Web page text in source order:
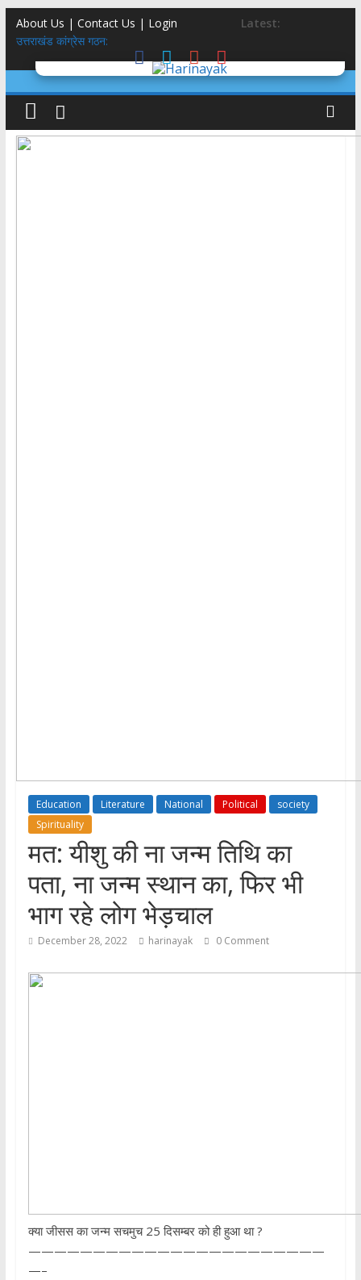
About Us | Contact Us | Login
Latest:
उत्तराखंड कांग्रेस गठन:
गुप्ता का अंतिम संस्कार करने वाले आश्रम ने बेटियों के 5100₹ भी लौटाये
डॉलर के सामने रुपया क्यों गिर रहा है ? कारण और इतिहास
उत्तराखंड SIR: 24 लाख में से 19 लाख नोटिस BLO से वोटर तक
सड़क दुर्घटना में दोस्त समेत अतीक अहमद के छोटे बेटे की मौत, परिवार में अब कौन
कहां
Education Literature National Political
society
Spirituality
मत: यीशु की ना जन्म तिथि का
पता, ना जन्म स्थान का, फिर भी
भाग रहे लोग भेड़चाल
December 28, 2022 harinayak 0 Comment
क्या जीसस का जन्म सचमुच 25 दिसम्बर को ही हुआ था ?
———————————————————————
—–